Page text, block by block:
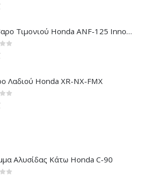
Αντίβαρο Τιμονιού Honda ANF-125 Innova
5
Λαδιού Honda XR-NX-FMX
5
Αλυσίδας Κάτω Honda C-90